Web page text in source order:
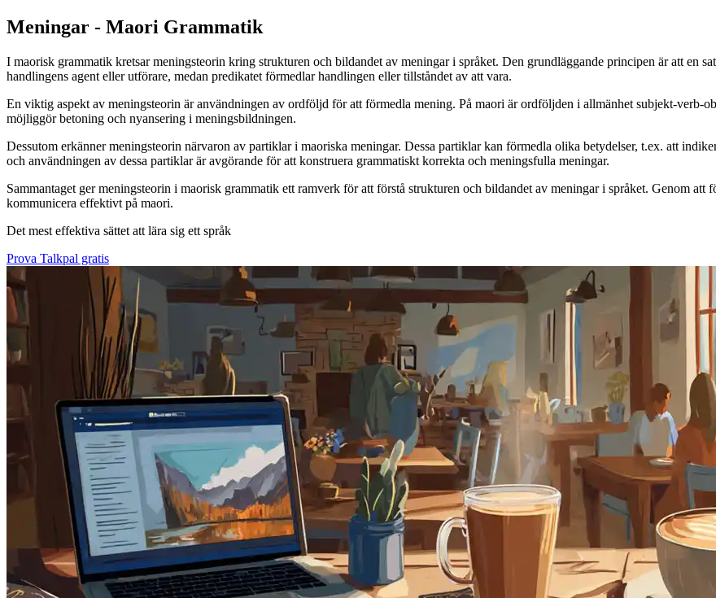
Meningar - Maori Grammatik
I maorisk grammatik kretsar meningsteorin kring strukturen och bildandet av meningar i språket. Den grundläggande principen är att en
handlingens agent eller utförare, medan predikatet förmedlar handlingen eller tillståndet av att vara.
En viktig aspekt av meningsteorin är användningen av ordföljd för att förmedla mening. På maori är ordföljden i allmänhet subjekt-verb-
möjliggör betoning och nyansering i meningsbildningen.
Dessutom erkänner meningsteorin närvaron av partiklar i maoriska meningar. Dessa partiklar kan förmedla olika betydelser, t.ex. att
och användningen av dessa partiklar är avgörande för att konstruera grammatiskt korrekta och meningsfulla meningar.
Sammantaget ger meningsteorin i maorisk grammatik ett ramverk för att förstå strukturen och bildandet av meningar i språket. Genom
kommunicera effektivt på maori.
Det mest effektiva sättet att lära sig ett språk
Prova Talkpal gratis